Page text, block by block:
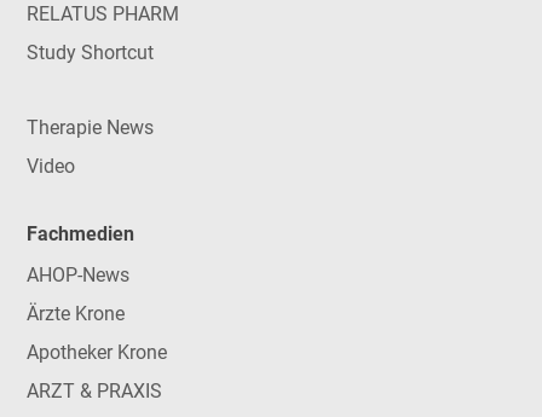
RELATUS PHARM
Study Shortcut
Therapie News
Video
Fachmedien
AHOP-News
Ärzte Krone
Apotheker Krone
ARZT & PRAXIS